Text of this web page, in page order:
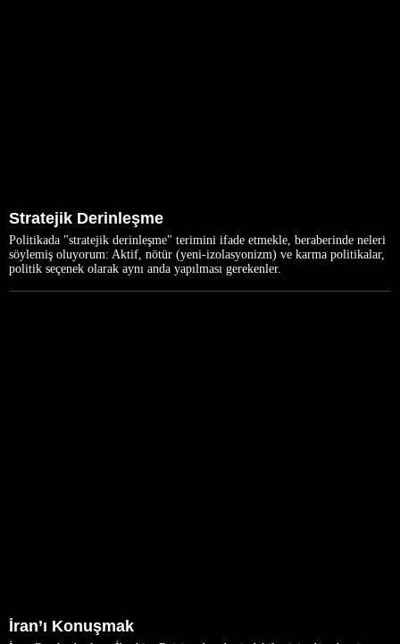
Stratejik Derinleşme
Politikada "stratejik derinleşme" terimini ifade etmekle, beraberinde neleri
söylemiş oluyorum: Aktif, nötür (yeni-izolasyonizm) ve karma politikalar,
politik seçenek olarak aynı anda yapılması gerekenler.
İran’ı Konuşmak